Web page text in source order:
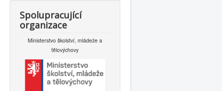
Spolupracující
organizace
Ministerstvo školství, mládeže a
tělovýchovy